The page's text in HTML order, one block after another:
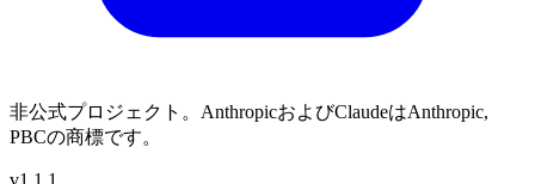
非公式プロジェクト。AnthropicおよびClaudeはAnthropic,
PBCの商標です。
v1.1.1